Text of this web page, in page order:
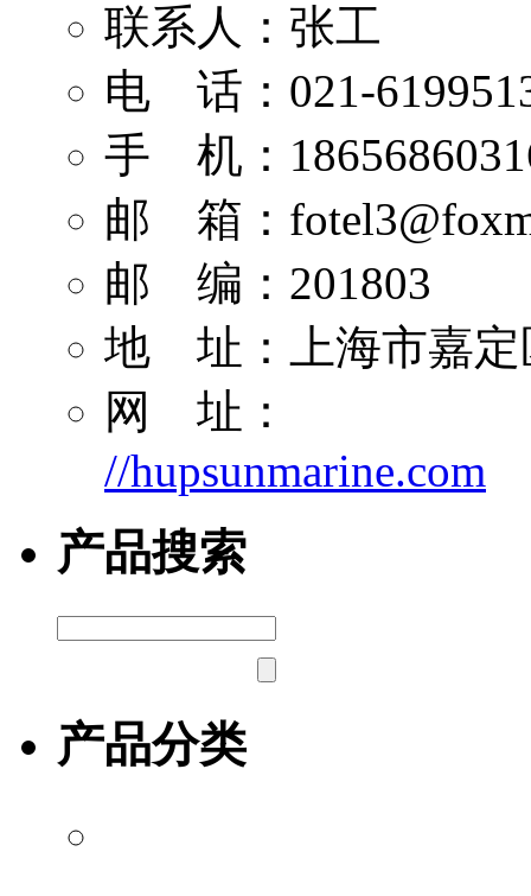
联系人：张工
电 话：021-
手 机：
邮 箱：
邮 编：201803
地 址：上海市嘉定
网 址：
//hupsunmarine.com
产品搜索
产品分类